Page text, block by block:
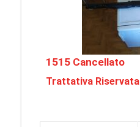
1515 Cancellato
Trattativa Riservata